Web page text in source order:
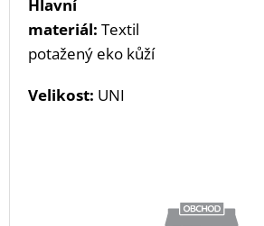
Hlavní
materiál: Textil
potažený eko kůží
Velikost: UNI